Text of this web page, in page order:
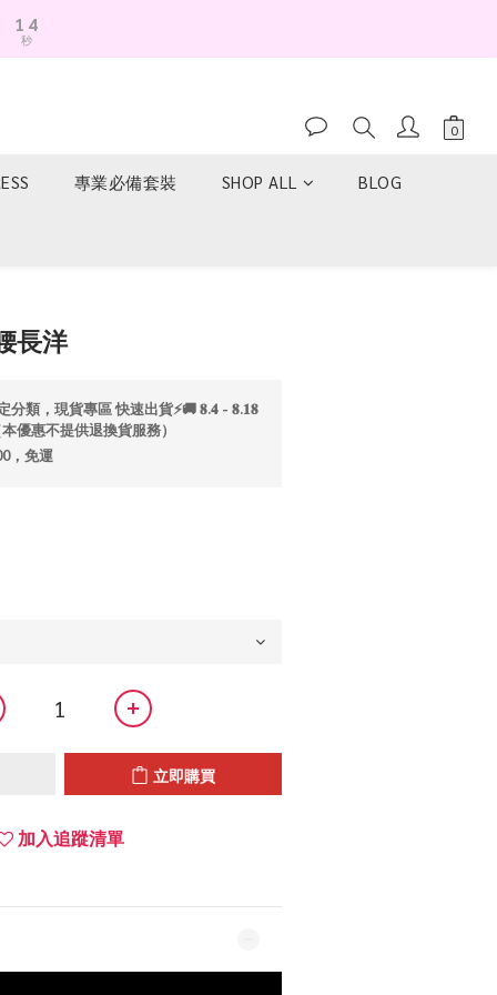
1
0
4
3
秒
專業必備套裝 SHOP ALL BLOG
長洋
分類，現貨專區 快速出貨⚡️🚚 𝟖.𝟒 - 𝟖.𝟏𝟖
優惠不提供退換貨服務）
，免運
立即購買
加入追蹤清單